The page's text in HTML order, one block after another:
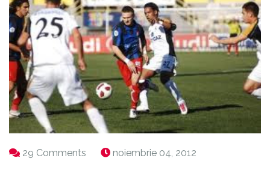
29 Comments noiembrie 04, 2012